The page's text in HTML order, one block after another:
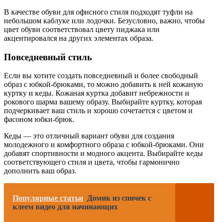
В качестве обуви для офисного стиля подходят туфли на
небольшом каблуке или лодочки. Безусловно, важно, чтобы
цвет обуви соответствовал цвету пиджака или
акцентировался на других элементах образа.
Повседневный стиль
Если вы хотите создать повседневный и более свободный
образ с юбкой-брюками, то можно добавить к ней кожаную
куртку и кеды. Кожаная куртка добавит небрежности и
рокового шарма вашему образу. Выбирайте куртку, которая
подчеркивает ваш стиль и хорошо сочетается с цветом и
фасоном юбки-брюк.
Кеды — это отличный вариант обуви для создания
молодежного и комфортного образа с юбкой-брюками. Они
добавят спортивности и модного акцента. Выбирайте кеды
соответствующего стиля и цвета, чтобы гармонично
дополнить ваш образ.
Популярные статьи Домик из спичек с
клеем видео для начинающих